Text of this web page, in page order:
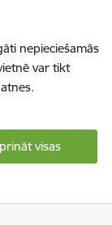
nepieciešamās
var tikt
visas